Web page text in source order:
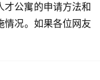
才公寓的申请方法和
情况。如果各位网友